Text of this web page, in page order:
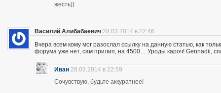
жесть))
Василий Алибабаевич 28.03.2014 в 22:46
Вчера всем кому мог разослал ссылку на данную статью, как
форума уже нет, сам прилип, на 4500… Уроды кароч! Gennadii,
Иван 28.03.2014 в 22:59
Сочувствую, будьте аккуратнее!